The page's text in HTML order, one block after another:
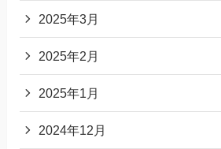
2025年3月
2025年2月
2025年1月
2024年12月